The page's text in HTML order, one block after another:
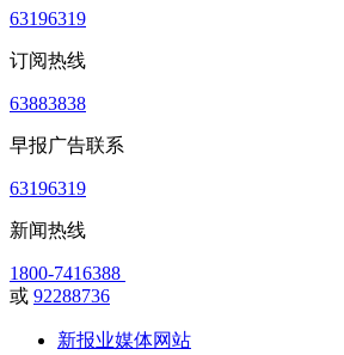
63196319
订阅热线
63883838
早报广告联系
63196319
新闻热线
1800-7416388
或 92288736
新报业媒体网站